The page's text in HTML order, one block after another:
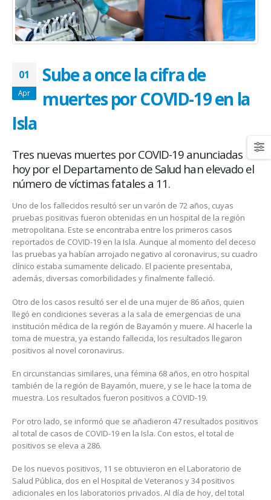
01
Apr
Sube a once la cifra de
muertes por COVID-19 en la
Isla
Tres nuevas muertes por COVID-19 anunciadas
hoy por el Departamento de Salud han elevado el
número de víctimas fatales a 11.
Uno de los fallecidos resultó ser un varón de 72 años, cuyas
pruebas positivas fueron obtenidas en un hospital de la región
metropolitana. Este se encontraba entre los primeros casos
reportados de COVID-19 en la Isla. Aunque al momento del deceso
las pruebas ya habían arrojado negativo al coronavirus, su cuadro
clínico estaba sumamente delicado. El paciente presentaba,
además, diversas comorbilidades y finalmente falleció.
Otro de los casos resultó ser el de una mujer de 86 años, quien
llegó en condiciones severas a la sala de emergencias de una
institución médica de la región de Bayamón y muere. Al hacerle la
toma de muestra, ya estando fallecida, los resultados llegaron
positivos al novel coronavirus.
En circunstancias similares, una fémina 68 años, en otro hospital
también de la región de Bayamón, muere, y se le hace la toma de
muestra. Los resultados fueron positivos a COVID-19.
Por otro lado, se informó que se añadieron 47 resultados positivos
al total de casos de COVID-19 en la Isla. Con estos, el total de
positivos se eleva a 286.
De los nuevos positivos, 11 se obtuvieron en el Laboratorio de
Salud Pública, dos en el Hospital de Veteranos y 34 positivos
adicionales en los laboratorios privados. Al día de hoy, del total
abrazar la salud oncológica
May 28, 2026